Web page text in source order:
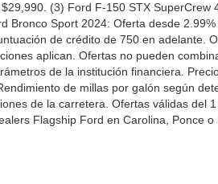
(3) Ford F-150 STX SuperCrew
Sport 2024: Oferta desde 2.99%
de crédito de 750 en adelante.
aplican. Ofertas no pueden
de la institución financiera.
de millas por galón según
de la carretera. Ofertas válidas del
Flagship Ford en Carolina, Ponce o